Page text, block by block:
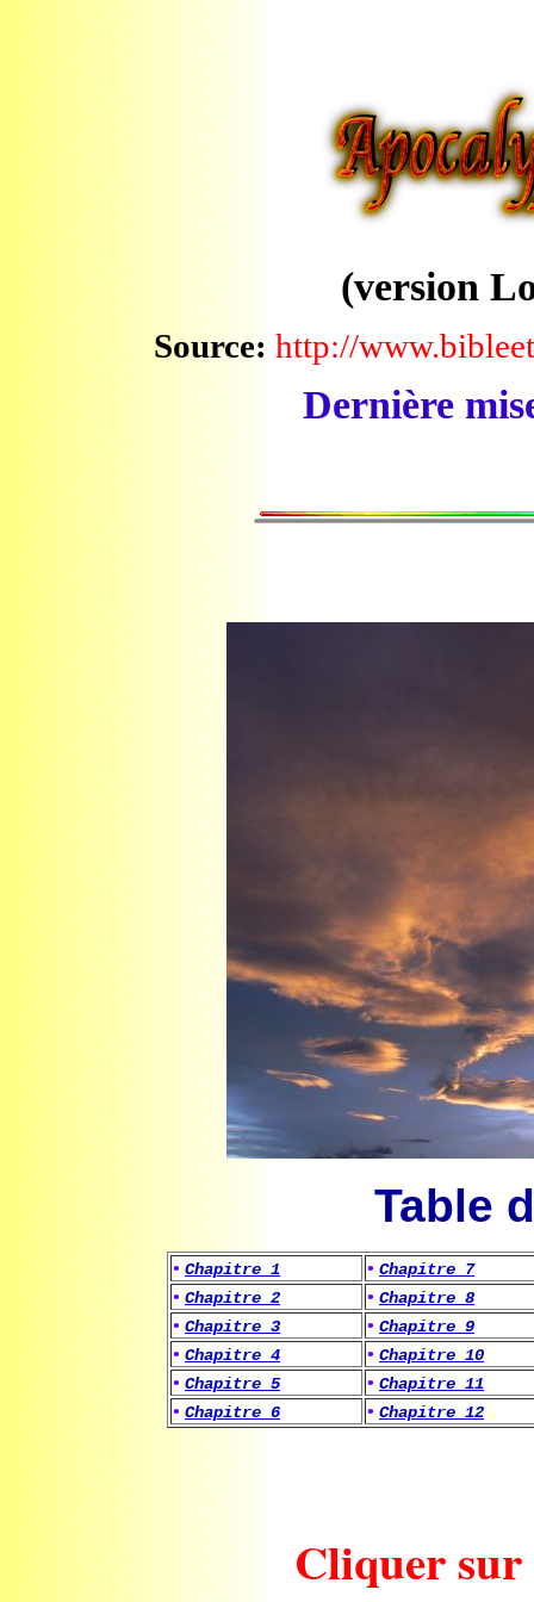
(version
Source: http://
Dernière
Table
• Chapitre 1 • Chapitre 7
• Chapitre 2 • Chapitre 8
• Chapitre 3 • Chapitre 9
• Chapitre 4 • Chapitre 10
• Chapitre 5 • Chapitre 11
• Chapitre 6 • Chapitre 12
Cliquer sur